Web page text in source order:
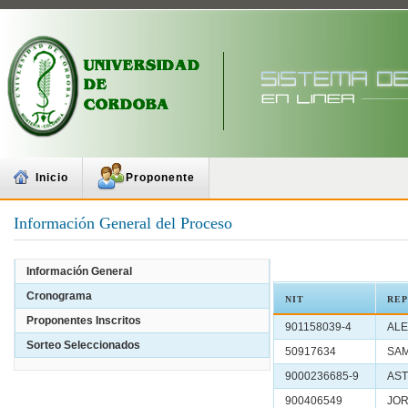
Inicio Proponente
Información General del Proceso
Información General
Cronograma
Proponentes Inscritos
Sorteo Seleccionados
NIT
901158039-4
50917634
9000236685-9
900406549